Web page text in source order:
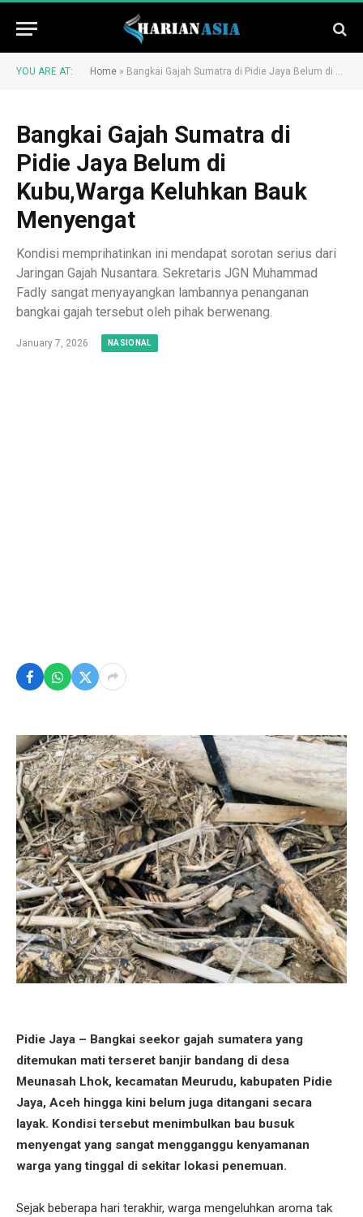
YOU ARE AT: Home » Bangkai Gajah Sumatra di Pidie Jaya Belum di Kubu,Warga Keluhkan Bauk Menyengat
Bangkai Gajah Sumatra di
Pidie Jaya Belum di
Kubu,Warga Keluhkan Bauk
Menyengat
‎Kondisi memprihatinkan ini mendapat sorotan serius dari
Jaringan Gajah Nusantara. Sekretaris JGN Muhammad
Fadly sangat menyayangkan lambannya penanganan
bangkai gajah tersebut oleh pihak berwenang.
January 7, 2026 NASIONAL
‎Pidie Jaya – Bangkai seekor gajah sumatera yang
ditemukan mati terseret banjir bandang di desa
Meunasah Lhok, kecamatan Meurudu, kabupaten Pidie
Jaya, Aceh hingga kini belum juga ditangani secara
layak. Kondisi tersebut menimbulkan bau busuk
menyengat yang sangat mengganggu kenyamanan
warga yang tinggal di sekitar lokasi penemuan.
‎Sejak beberapa hari terakhir, warga mengeluhkan aroma tak